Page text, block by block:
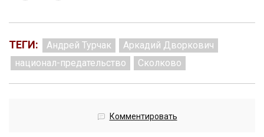
ТЕГИ: Андрей Турчак
Аркадий Дворкович
национал-предательство
Сколково
Комментировать